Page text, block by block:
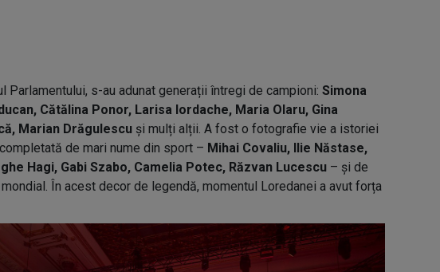
Parlamentului, s-au adunat generații întregi de campioni: Simona
Cătălina Ponor, Larisa Iordache, Maria Olaru, Gina
Marian Drăgulescu și mulți alții. A fost o fotografie vie a istoriei
de mari nume din sport – Mihai Covaliu, Ilie Năstase,
Hagi, Gabi Szabo, Camelia Potec, Răzvan Lucescu – și de
În acest decor de legendă, momentul Loredanei a avut forța